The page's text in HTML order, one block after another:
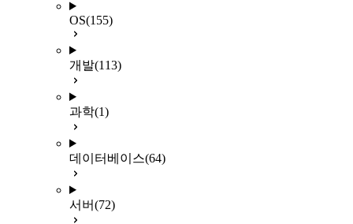
OS(155)
개발(113)
과학(1)
데이터베이스(64)
서버(72)